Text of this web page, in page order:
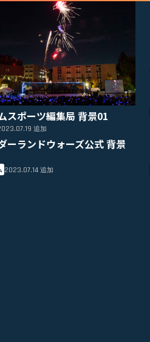
スポーツ編集局 背景01
追加
ーランドウォーズ公式 背景
2023.07.14 追加